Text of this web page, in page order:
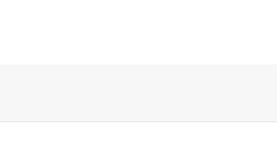
in Mailand (ITA) am 24.